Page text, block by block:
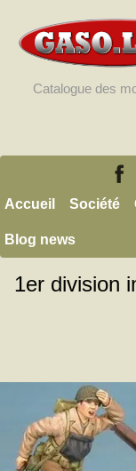
Catalogue des
Accueil Société
Blog news
1er division